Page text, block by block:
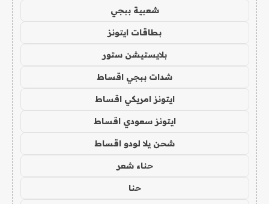
شعبية ببجي
بطاقات ايتونز
بلايستيشن ستور
شدات ببجي اقساط
ايتونز امريكي اقساط
ايتونز سعودي اقساط
شحن يلا لودو اقساط
حناء شعر
حنا